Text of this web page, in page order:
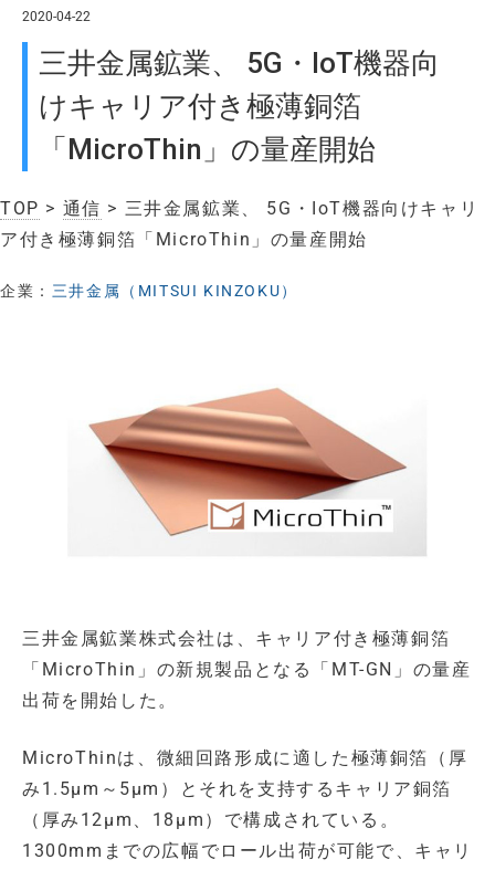
2020-04-22
三井金属鉱業、 5G・IoT機器向
けキャリア付き極薄銅箔
「MicroThin」の量産開始
TOP > 通信 > 三井金属鉱業、 5G・IoT機器向けキャリ
ア付き極薄銅箔「MicroThin」の量産開始
企業： 三井金属（MITSUI KINZOKU）
三井金属鉱業株式会社は、キャリア付き極薄銅箔
「MicroThin」の新規製品となる「MT-GN」の量産
出荷を開始した。
MicroThinは、微細回路形成に適した極薄銅箔（厚
み1.5μm～5μm）とそれを支持するキャリア銅箔
（厚み12μm、18μm）で構成されている。
1300mmまでの広幅でロール出荷が可能で、キャリ